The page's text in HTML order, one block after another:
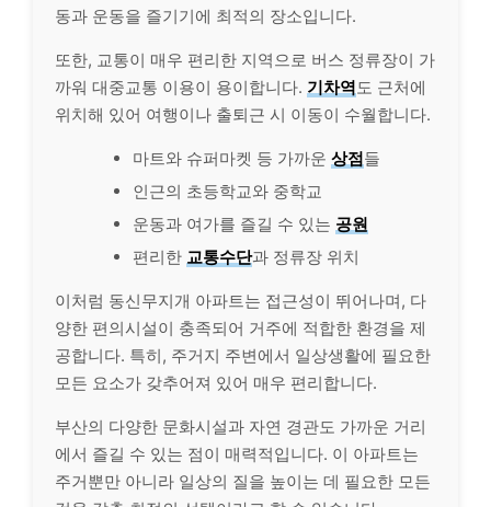
동과 운동을 즐기기에 최적의 장소입니다.
또한, 교통이 매우 편리한 지역으로 버스 정류장이 가
까워 대중교통 이용이 용이합니다. 기차역도 근처에
위치해 있어 여행이나 출퇴근 시 이동이 수월합니다.
마트와 슈퍼마켓 등 가까운 상점들
인근의 초등학교와 중학교
운동과 여가를 즐길 수 있는 공원
편리한 교통수단과 정류장 위치
이처럼 동신무지개 아파트는 접근성이 뛰어나며, 다
양한 편의시설이 충족되어 거주에 적합한 환경을 제
공합니다. 특히, 주거지 주변에서 일상생활에 필요한
모든 요소가 갖추어져 있어 매우 편리합니다.
부산의 다양한 문화시설과 자연 경관도 가까운 거리
에서 즐길 수 있는 점이 매력적입니다. 이 아파트는
주거뿐만 아니라 일상의 질을 높이는 데 필요한 모든